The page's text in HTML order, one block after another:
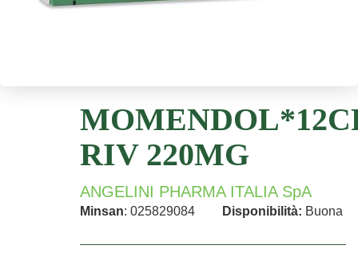
RIV 220MG
ANGELINI PHARMA ITALIA SpA
Minsan: 025829084 Disponibilità: Buona